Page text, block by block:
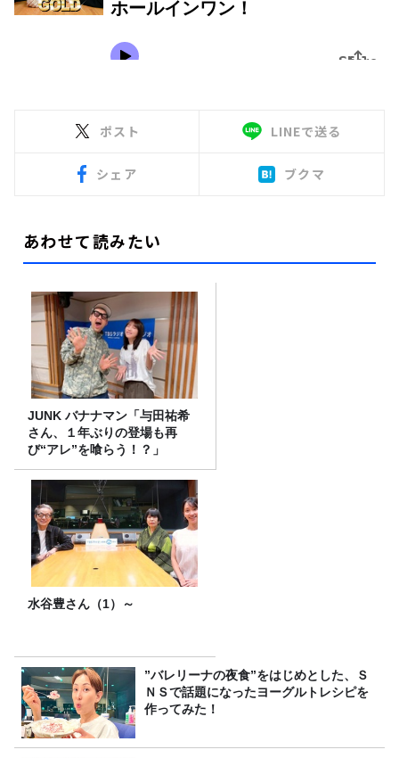
ポスト LINEで送る
シェア ブクマ
あわせて読みたい
JUNK バナナマン「与田祐希
さん、１年ぶりの登場も再
び“アレ”を喰らう！？」
水谷豊さん（1）～
”バレリーナの夜食”をはじめとした、Ｓ
ＮＳで話題になったヨーグルトレシピを
作ってみた！